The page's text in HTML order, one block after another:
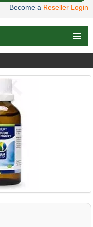
Become a Reseller Login